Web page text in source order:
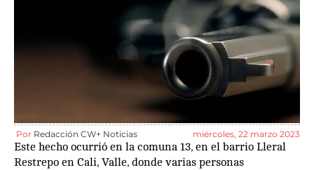
Por Redacción CW+ Noticias miércoles, 22 marzo 2023
Este hecho ocurrió en la comuna 13, en el barrio Lleral
Restrepo en Cali, Valle, donde varias personas